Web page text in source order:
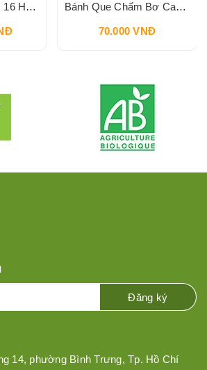
NGUYÊN THÙNG 16 HỘP Bánh Que Chấm Bơ Cacao Hạt Phỉ Snack Nutella & Go Breadstick 52g Bánh Que Chấm Bơ Cacao Hạt Phỉ Snack Nutella & Go Breadstick 52g
70.000 VNĐ
Đăng ký
14, phường Bình Trưng, Tp. Hồ Chí